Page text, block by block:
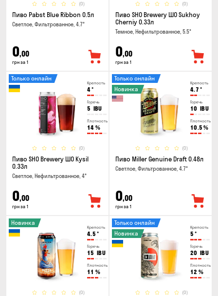
(0)
Пиво Pabst Blue Ribbon 0.5л
Светлое, Фильтрованное, 4.7°
0,00
грн за 1
(0)
Пиво SHO Brewery ШО Sukhoy
Cherniy 0.33л
Темное, Нефильтрованное, 5.5°
0,00
грн за 1
Крепость
4°
Горечь
5 IBU
Плотность
14 %
(0)
Только онлайн
Пиво SHO Brewery ШО Kysil
0.33л
Светлое, Нефильтрованное, 4°
0,00
грн за 1
Крепость
4.7 °
Горечь
10 IBU
Плотность
10.5 %
(0)
Только онлайн
Новинка
Пиво Miller Genuine Draft 0.48л
Светлое, Фильтрованное, 4.7°
0,00
грн за 1
Крепость
4.5 °
Горечь
15 IBU
Плотность
11 %
(0)
Новинка
Крепость
5 °
Горечь
20 IBU
Плотность
12 %
(0)
Только онлайн
Новинка